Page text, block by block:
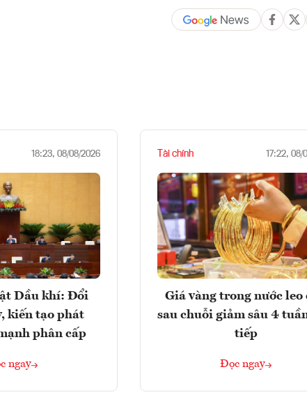
18:23, 08/08/2026
Dầu khí: Đổi
kiến tạo phát
phân cấp
ngay
Tài chính 17:22, 08/
Giá vàng trong nước leo
sau chuỗi giảm sâu 4
tiếp
Đọc ngay